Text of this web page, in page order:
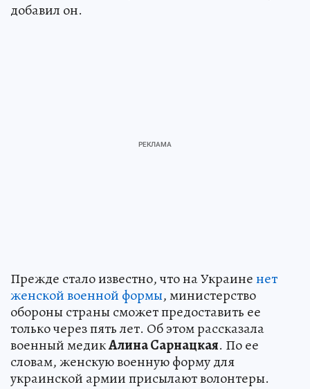
добавил он.
Прежде стало известно, что на Украиненет
женской военной формы, министерство
обороны страны сможет предоставить ее
только через пять лет. Об этом рассказала
военный медикАлина Сарнацкая. По ее
словам, женскую военную форму для
украинской армии присылают волонтеры.